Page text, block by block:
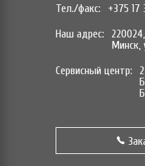
Тел./факс:
+375 17
Наш адрес:
Минск,
Сервисный центр: